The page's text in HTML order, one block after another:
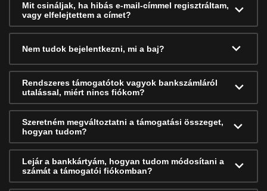
Mit csináljak, ha hibás e-mail-címmel regisztráltam,
vagy elfelejtettem a címet?
Nem tudok bejelentkezni, mi a baj?
Rendszeres támogatótok vagyok bankszámláról
utalással, miért nincs fiókom?
Szeretném megváltoztatni a támogatási összeget,
hogyan tudom?
Lejár a bankkártyám, hogyan tudom módosítani a
számát a támogatói fiókomban?